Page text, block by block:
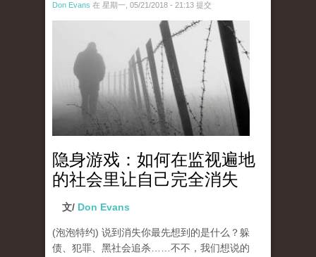
Don Evans 在 星期一, 05/21/2018 - 21:13 提交
wechatimg1066.jpeg
隐身游戏：如何在监视遍地
的社会里让自己完全消失
文/ Don Evans
(泡泡特约) 说到消失你最先想到的是什么？躲
债、犯罪、黑社会追杀……不不，我们想说的